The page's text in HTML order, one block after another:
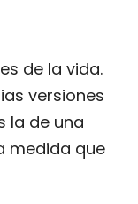
de la vida.
versiones
la de una
medida que